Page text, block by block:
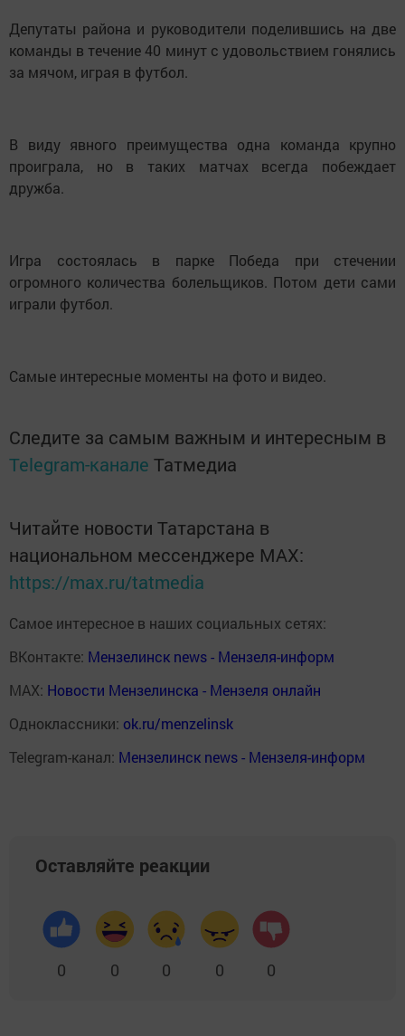
Депутаты района и руководители поделившись на две
команды в течение 40 минут с удовольствием гонялись
за мячом, играя в футбол.
В виду явного преимущества одна команда крупно
проиграла, но в таких матчах всегда побеждает
дружба.
Игра состоялась в парке Победа при стечении
огромного количества болельщиков. Потом дети сами
играли футбол.
Самые интересные моменты на фото и видео.
Следите за самым важным и интересным в
Telegram-канале Татмедиа
Читайте новости Татарстана в
национальном мессенджере MАХ:
https://max.ru/tatmedia
Самое интересное в наших социальных сетях:
ВКонтакте: Мензелинск news - Мензеля-информ
MAX: Новости Мензелинска - Мензеля онлайн
Одноклассники: ok.ru/menzelinsk
Telegram-канал: Мензелинск news - Мензеля-информ
Оставляйте реакции
0 0 0 0 0